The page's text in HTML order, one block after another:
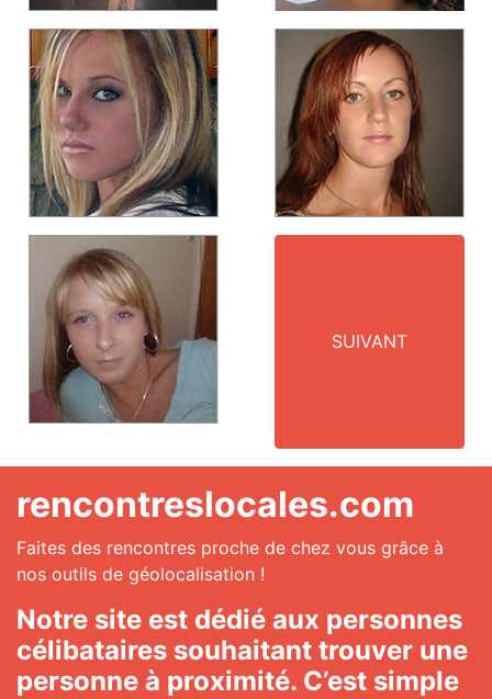
SUIVANT
rencontreslocales.com
Faites des rencontres proche de chez vous grâce à
nos outils de géolocalisation !
Notre site est dédié aux personnes
célibataires souhaitant trouver une
personne à proximité. C’est simple